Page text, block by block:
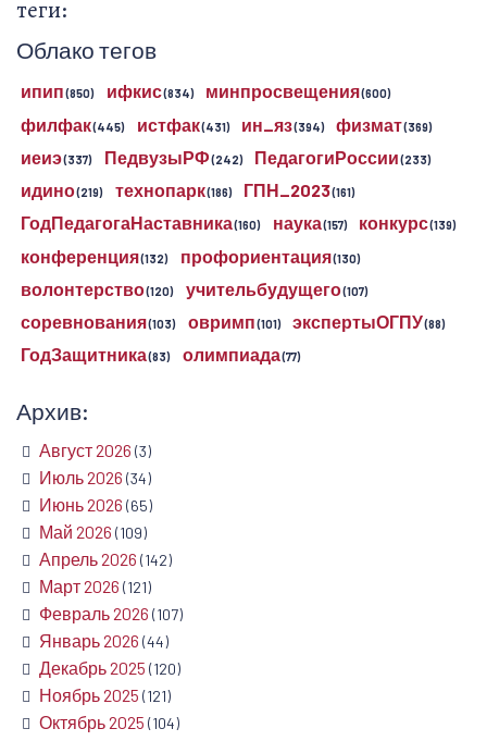
теги:
Облако тегов
ипип(850) ифкис(834) минпросвещения(600)
филфак(445) истфак(431) ин_яз(394) физмат(369)
иеиэ(337) ПедвузыРФ(242) ПедагогиРоссии(233)
идино(219) технопарк(186) ГПН_2023(161)
ГодПедагогаНаставника(160) наука(157) конкурс(139)
конференция(132) профориентация(130)
волонтерство(120) учительбудущего(107)
соревнования(103) овримп(101) экспертыОГПУ(88)
ГодЗащитника(83) олимпиада(77)
Архив:
Август 2026 (3)
Июль 2026 (34)
Июнь 2026 (65)
Май 2026 (109)
Апрель 2026 (142)
Март 2026 (121)
Февраль 2026 (107)
Январь 2026 (44)
Декабрь 2025 (120)
Ноябрь 2025 (121)
Октябрь 2025 (104)